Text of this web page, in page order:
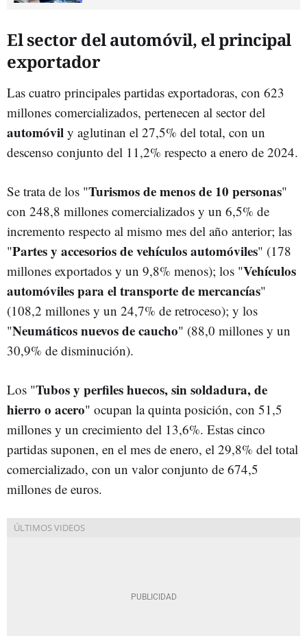
El sector del automóvil, el principal
exportador
Las cuatro principales partidas exportadoras, con 623
millones comercializados, pertenecen al sector del
automóvil y aglutinan el 27,5% del total, con un
descenso conjunto del 11,2% respecto a enero de 2024.
Se trata de los "Turismos de menos de 10 personas"
con 248,8 millones comercializados y un 6,5% de
incremento respecto al mismo mes del año anterior; las
"Partes y accesorios de vehículos automóviles" (178
millones exportados y un 9,8% menos); los "Vehículos
automóviles para el transporte de mercancías"
(108,2 millones y un 24,7% de retroceso); y los
"Neumáticos nuevos de caucho" (88,0 millones y un
30,9% de disminución).
Los "Tubos y perfiles huecos, sin soldadura, de
hierro o acero" ocupan la quinta posición, con 51,5
millones y un crecimiento del 13,6%. Estas cinco
partidas suponen, en el mes de enero, el 29,8% del total
comercializado, con un valor conjunto de 674,5
millones de euros.